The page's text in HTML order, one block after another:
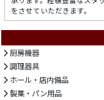
をさせていただきます。
厨房機器
調理器具
ホール・店内備品
製菓・パン用品